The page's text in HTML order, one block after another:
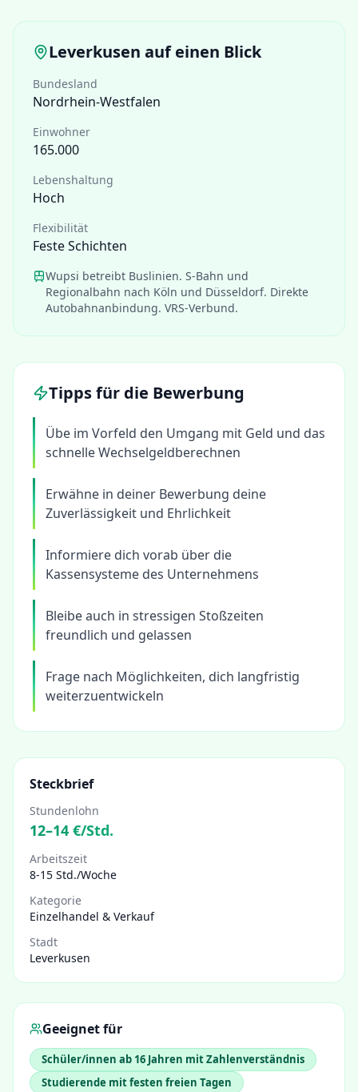
Leverkusen auf einen Blick
Bundesland
Nordrhein-Westfalen
Einwohner
165.000
Lebenshaltung
Hoch
Flexibilität
Feste Schichten
Wupsi betreibt Buslinien. S-Bahn und
Regionalbahn nach Köln und Düsseldorf. Direkte
Autobahnanbindung. VRS-Verbund.
Tipps für die Bewerbung
Übe im Vorfeld den Umgang mit Geld und das
schnelle Wechselgeldberechnen
Erwähne in deiner Bewerbung deine
Zuverlässigkeit und Ehrlichkeit
Informiere dich vorab über die
Kassensysteme des Unternehmens
Bleibe auch in stressigen Stoßzeiten
freundlich und gelassen
Frage nach Möglichkeiten, dich langfristig
weiterzuentwickeln
Steckbrief
Stundenlohn
12–14 €/Std.
Arbeitszeit
8-15 Std./Woche
Kategorie
Einzelhandel & Verkauf
Stadt
Leverkusen
Geeignet für
Schüler/innen ab 16 Jahren mit Zahlenverständnis
Studierende mit festen freien Tagen